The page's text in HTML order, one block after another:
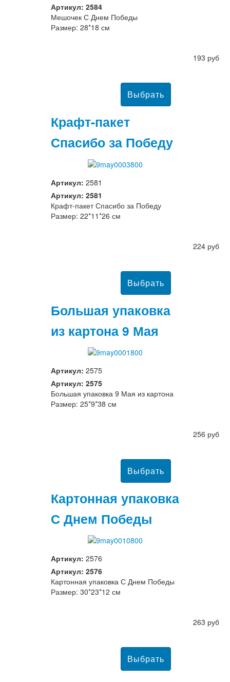
Артикул: 2584
Мешочек С Днем Победы
Размер: 28*18 см
193 руб
Крафт-пакет
Спасибо за Победу
Артикул: 2581
Артикул: 2581
Крафт-пакет Спасибо за Победу
Размер: 22*11*26 см
224 руб
Большая упаковка
из картона 9 Мая
Артикул: 2575
Артикул: 2575
Большая упаковка 9 Мая из картона
Размер: 25*9*38 см
256 руб
Картонная упаковка
С Днем Победы
Артикул: 2576
Артикул: 2576
Картонная упаковка С Днем Победы
Размер: 30*23*12 см
263 руб